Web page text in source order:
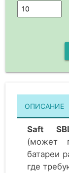
ОПИСАНИЕ
Saft
(может
батареи
где